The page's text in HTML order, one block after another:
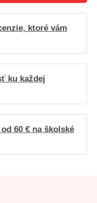
ktoré vám
ku každej
60 € na školské